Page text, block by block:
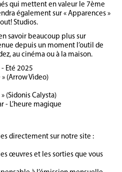
qui mettent en valeur le 7ème
également sur « Apparences »
Studios.
savoir beaucoup plus sur
depuis un moment l’outil de
au cinéma ou à la maison.
Eté 2025
» (Arrow Video)
(Sidonis Calysta)
- L’heure magique
directement sur notre site :
œuvres et les sorties que vous